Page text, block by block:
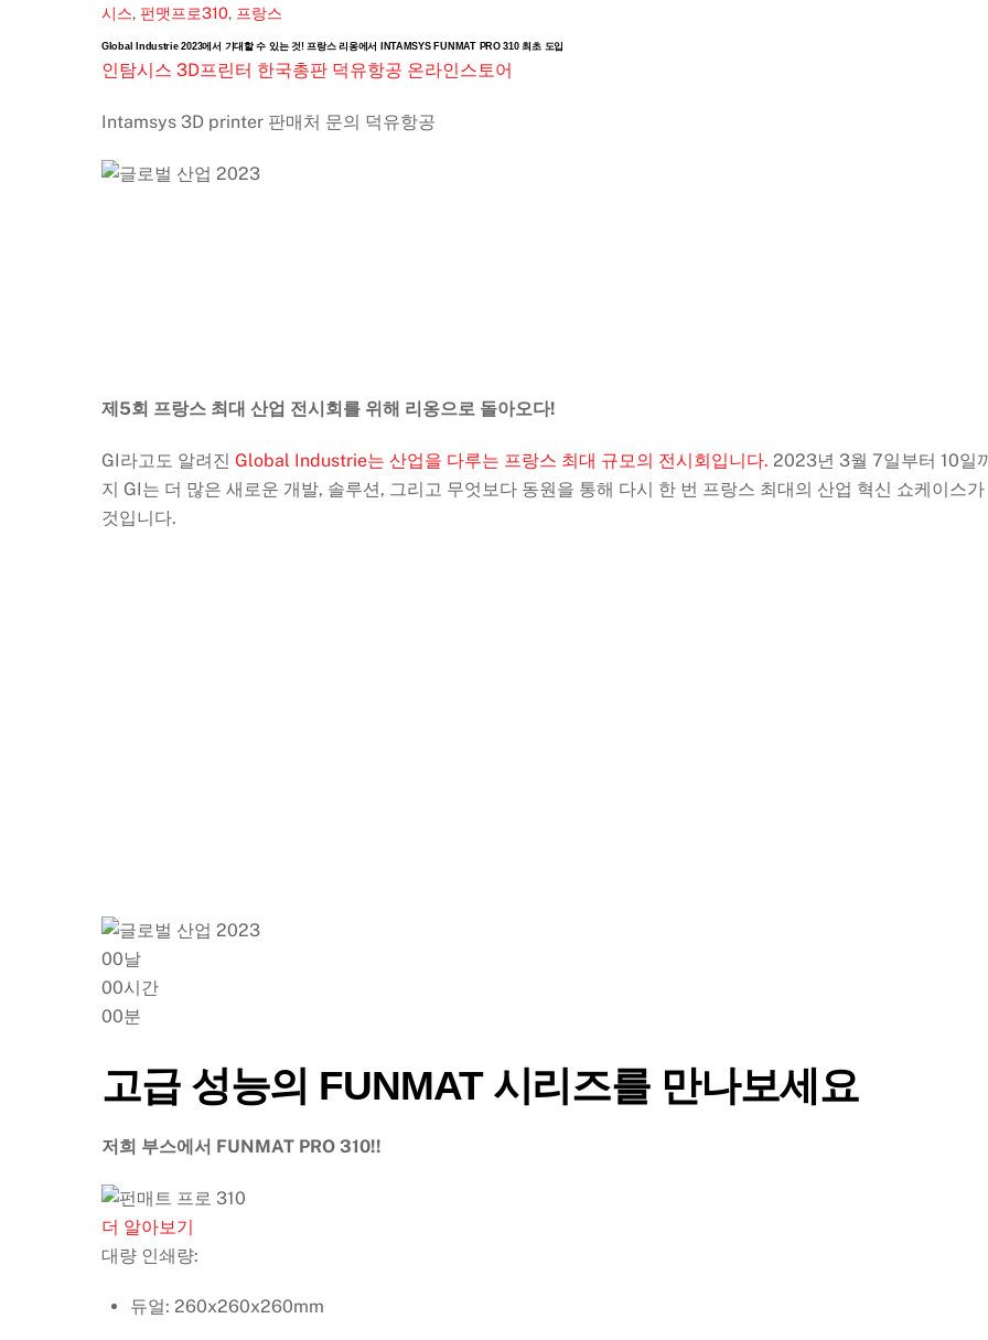
시스, 펀맷프로310, 프랑스
Global Industrie 2023에서 기대할 수 있는 것! 프랑스 리옹에서 INTAMSYS FUNMAT PRO 310 최초 도입
인탐시스 3D프린터 한국총판 덕유항공 온라인스토어
Intamsys 3D printer 판매처 문의 덕유항공
제5회 프랑스 최대 산업 전시회를 위해 리옹으로 돌아오다!
GI라고도 알려진 Global Industrie는 산업을 다루는 프랑스 최대 규모의 전시회입니다. 2023년 3월 7일부터 10일
지 GI는 더 많은 새로운 개발, 솔루션, 그리고 무엇보다 동원을 통해 다시 한 번 프랑스 최대의 산업 혁신 쇼케이스
것입니다.
00날
00시간
00분
고급 성능의 FUNMAT 시리즈를 만나보세요
저희 부스에서 FUNMAT PRO 310!!
더 알아보기
대량 인쇄량:
듀얼: 260x260x260mm